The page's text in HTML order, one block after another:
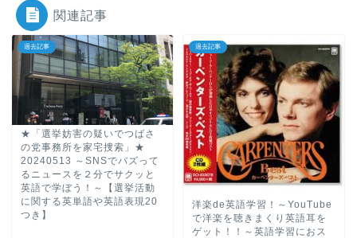
関連記事
過去記事
★「選挙妨害の疑いでつばさ
の党事務所を家宅捜索」★
20240513 ～SNSでバズって
るニュースを２分でサクッと
英語で学ぼう！～【選挙活動
に関する英単語や英語表現20
つき】
過去記事
洋楽de英語学習！～YouTube
で洋楽を聴きまくり英語耳を
ゲット！！～英語学習におス